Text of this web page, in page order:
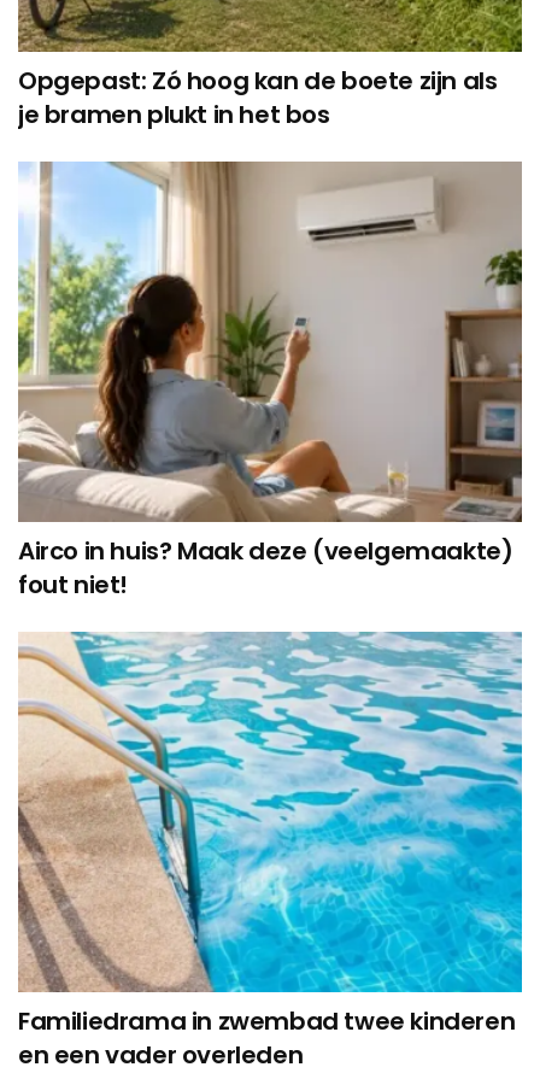
Opgepast: Zó hoog kan de boete zijn als
je bramen plukt in het bos
Airco in huis? Maak deze (veelgemaakte)
fout niet!
Familiedrama in zwembad twee kinderen
en een vader overleden